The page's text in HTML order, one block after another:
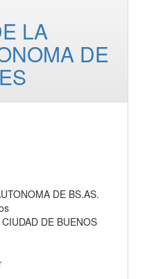
LA
DE
DE BS.AS.
DE BUENOS